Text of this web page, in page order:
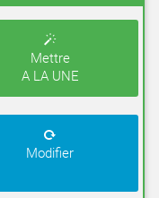
Mettre
A LA UNE
Modifier